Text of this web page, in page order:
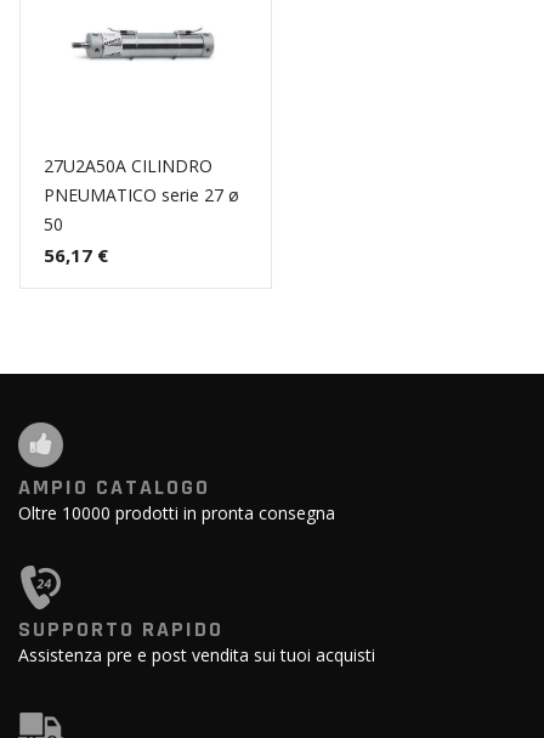
27U2A50A CILINDRO
PNEUMATICO serie 27 ø
50
56,17 €
AMPIO CATALOGO
Oltre 10000 prodotti in pronta consegna
SUPPORTO RAPIDO
Assistenza pre e post vendita sui tuoi acquisti